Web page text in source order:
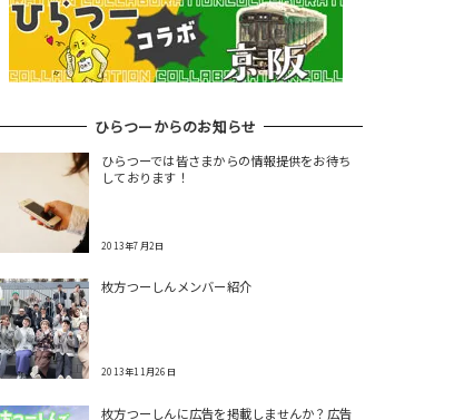
ひらつーからのお知らせ
ひらつーでは皆さまからの情報提供をお待ち
しております！
2013年7月2日
枚方つーしんメンバー紹介
2013年11月26日
枚方つーしんに広告を掲載しませんか？広告